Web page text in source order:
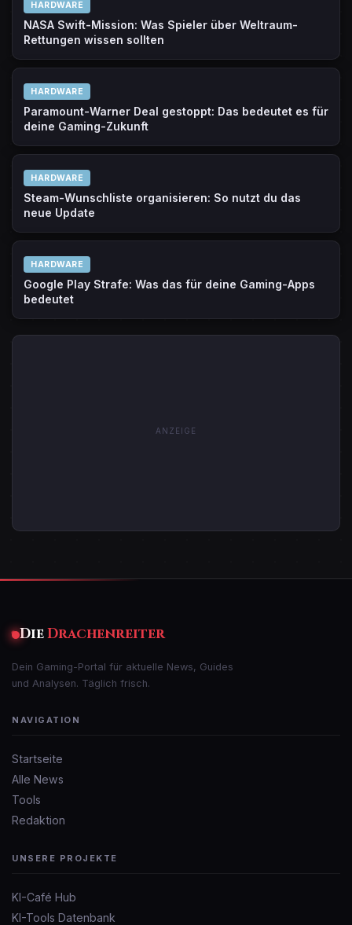
HARDWARE
NASA Swift-Mission: Was Spieler über Weltraum-
Rettungen wissen sollten
HARDWARE
Paramount-Warner Deal gestoppt: Das bedeutet es für
deine Gaming-Zukunft
HARDWARE
Steam-Wunschliste organisieren: So nutzt du das
neue Update
HARDWARE
Google Play Strafe: Was das für deine Gaming-Apps
bedeutet
ANZEIGE
DieDrachenreiter
Dein Gaming-Portal für aktuelle News, Guides
und Analysen. Täglich frisch.
NAVIGATION
Startseite
Alle News
Tools
Redaktion
UNSERE PROJEKTE
KI-Café Hub
KI-Tools Datenbank